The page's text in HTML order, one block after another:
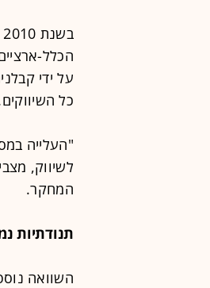
כל השיווקים.
"העלייה
לשיווק,
המחקר.
תנודתיות
השוואה